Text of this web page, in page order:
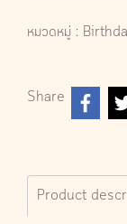
หมวดหมู่ :
Share
Product